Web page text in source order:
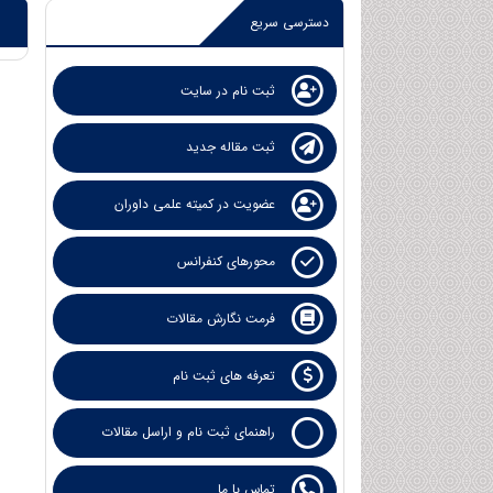
دسترسی سریع
ثبت نام در سایت
ثبت مقاله جدید
عضویت در کمیته علمی داوران
محورهای کنفرانس
فرمت نگارش مقالات
تعرفه های ثبت نام
راهنمای ثبت نام و اراسل مقالات